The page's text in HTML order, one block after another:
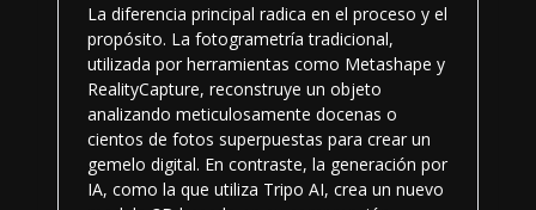
La diferencia principal radica en el proceso y el
propósito. La fotogrametría tradicional,
utilizada por herramientas como Metashape y
RealityCapture, reconstruye un objeto
analizando meticulosamente docenas o
cientos de fotos superpuestas para crear un
gemelo digital. En contraste, la generación por
IA, como la que utiliza Tripo AI, crea un nuevo